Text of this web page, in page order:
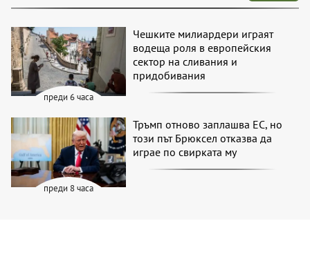
преди 6 часа
Чешките милиардери играят
водеща роля в европейския
сектор на сливания и
придобивания
преди 8 часа
Тръмп отново заплашва ЕС, но
този път Брюксел отказва да
играе по свирката му